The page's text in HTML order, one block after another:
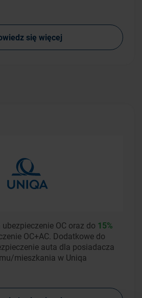
się więcej
ubezpieczenie OC oraz do 15%
OC+AC. Dodatkowe do
auta dla posiadacza
mieszkania w Uniqa